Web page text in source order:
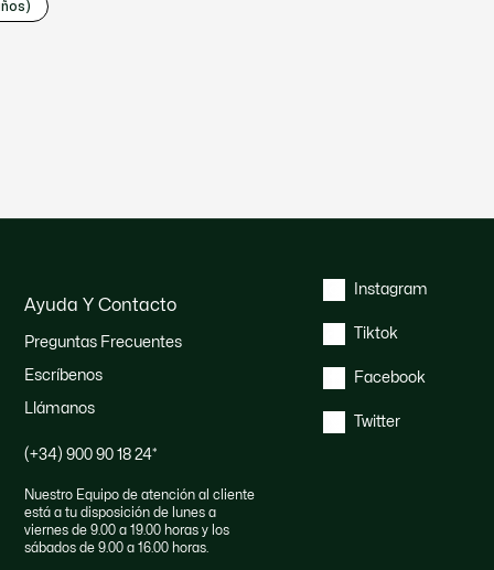
Ayuda Y Contacto
Preguntas Frecuentes
Escríbenos
Llámanos
(+34) 900 90 18 24*
Nuestro Equipo de atención al cliente
está a tu disposición de lunes a
viernes de 9.00 a 19.00 horas y los
sábados de 9.00 a 16.00 horas.
Instagram
Tiktok
Facebook
Twitter